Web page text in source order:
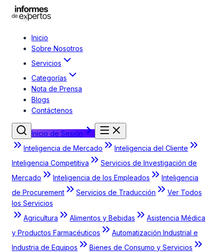
Inicio
Sobre Nosotros
Servicios
Categorías
Nota de Prensa
Blogs
Contáctenos
Inicio de Sesión
Inteligencia de Mercado
Inteligencia del Cliente
Inteligencia Competitiva
Servicios de Investigación de
Mercado
Inteligencia de los Empleados
Inteligencia
de Procurement
Servicios de Traducción
Ver Todos
los Servicios
Agricultura
Alimentos y Bebidas
Asistencia Médica
y Productos Farmacéuticos
Automatización Industrial e
Industria de Equipos
Bienes de Consumo y Servicios